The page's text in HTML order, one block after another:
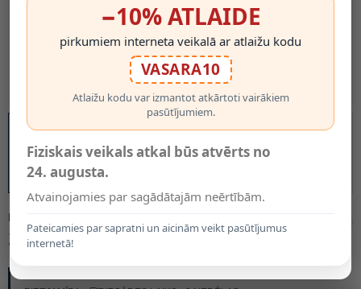
MODELIS:
242.00€
−10% ATLAIDE
pirkumiem interneta veikalā ar atlaižu kodu
VASARA10
Atlaižu kodu var izmantot atkārtoti vairākiem
pasūtījumiem.
Fiziskais veikals atkal būs atvērts no
24. augusta.
Atvainojamies par sagādātajām neērtībām.
Pateicamies par sapratni un aicinām veikt pasūtījumus
internetā!